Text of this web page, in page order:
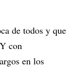
de todos y que
con
en los